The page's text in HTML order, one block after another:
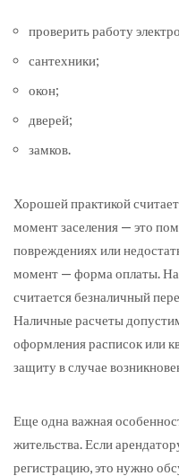
проверить работу
сантехники;
окон;
дверей;
замков.
Хорошей практикой
момент заселения — это
повреждениях или
момент — форма оплаты.
считается безналичный
Наличные расчеты
оформления расписок или
защиту в случае
Еще одна важная
жительства. Если
регистрацию, это нужно